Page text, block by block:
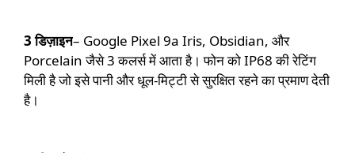
3 डिज़ाइन– Google Pixel 9a Iris, Obsidian, और
Porcelain जैसे 3 कलर्स में आता है। फोन को IP68 की रेटिंग
मिली है जो इसे पानी और धूल-मिट्टी से सुरक्षित रहने का प्रमाण देती
है।